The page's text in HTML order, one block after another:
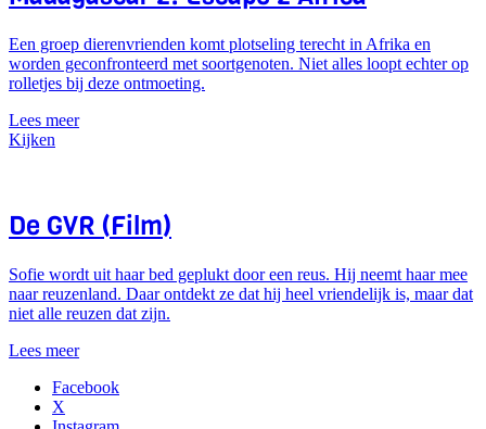
Een groep dierenvrienden komt plotseling terecht in Afrika en
worden geconfronteerd met soortgenoten. Niet alles loopt echter op
rolletjes bij deze ontmoeting.
Lees meer
Kijken
De GVR (Film)
Sofie wordt uit haar bed geplukt door een reus. Hij neemt haar mee
naar reuzenland. Daar ontdekt ze dat hij heel vriendelijk is, maar dat
niet alle reuzen dat zijn.
Lees meer
Facebook
X